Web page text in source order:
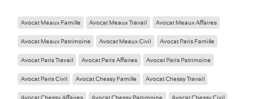
Avocat Meaux Famille Avocat Meaux Travail Avocat Meaux Affaires
Avocat Meaux Patrimoine Avocat Meaux Civil Avocat Paris Famille
Avocat Paris Travail Avocat Paris Affaires Avocat Paris Patrimoine
Avocat Paris Civil Avocat Chessy Famille Avocat Chessy Travail
Avocat Chessy Affaires Avocat Chessy Patrimoine Avocat Chessy Civil